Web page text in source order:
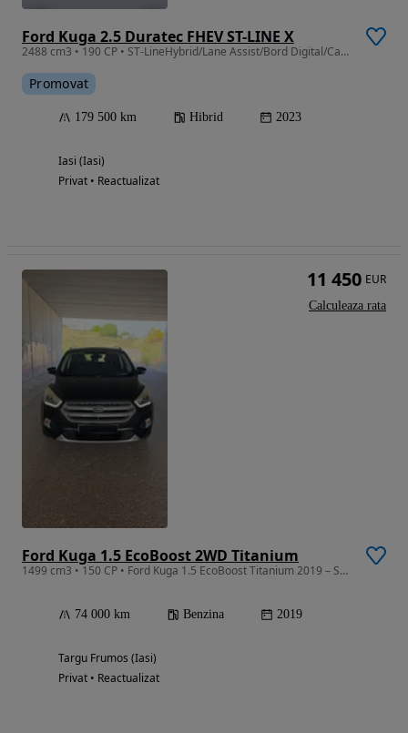
Ford Kuga 2.5 Duratec FHEV ST-LINE X
2488 cm3 • 190 CP • ST-LineHybrid/Lane Assist/Bord Digital/CarPlay-BUY BACK-TVA DEDUCTIBIL
Promovat
179 500 km Hibrid 2023
Iasi (Iasi)
Privat • Reactualizat
Ford Kuga 1.5 EcoBoost 2WD Titanium
1499 cm3 • 150 CP • Ford Kuga 1.5 EcoBoost Titanium 2019 – SUV Benzină / Manuală
74 000 km Benzina 2019
Targu Frumos (Iasi)
Privat • Reactualizat
11 450 EUR
Calculeaza rata